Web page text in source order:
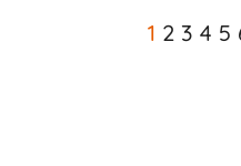
1 2 3 4 5